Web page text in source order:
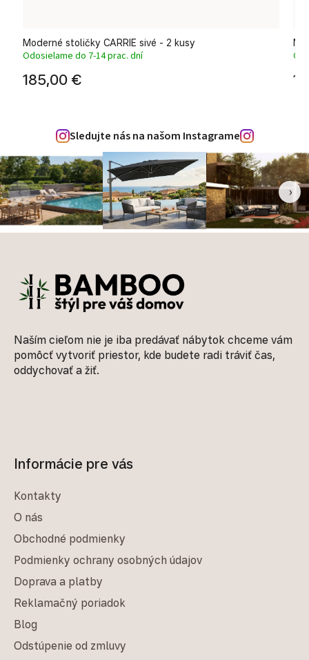
Moderné stoličky CARRIE sivé - 2 kusy
Odosielame do 7-14 prac. dní
185,00 €
Sledujte nás na našom Instagrame
‹ ›
Naším cieľom nie je iba predávať nábytok chceme vám
pomôcť vytvoriť priestor, kde budete radi tráviť čas,
oddychovať a žiť.
Informácie pre vás
Kontakty
O nás
Obchodné podmienky
Podmienky ochrany osobných údajov
Doprava a platby
Reklamačný poriadok
Blog
Odstúpenie od zmluvy